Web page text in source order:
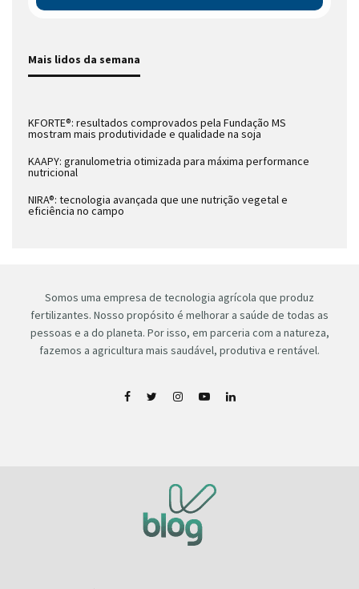
Mais lidos da semana
KFORTE®: resultados comprovados pela Fundação MS
mostram mais produtividade e qualidade na soja
KAAPY: granulometria otimizada para máxima performance
nutricional
NIRA®: tecnologia avançada que une nutrição vegetal e
eficiência no campo
Somos uma empresa de tecnologia agrícola que produz
fertilizantes. Nosso propósito é melhorar a saúde de todas as
pessoas e a do planeta. Por isso, em parceria com a natureza,
fazemos a agricultura mais saudável, produtiva e rentável.